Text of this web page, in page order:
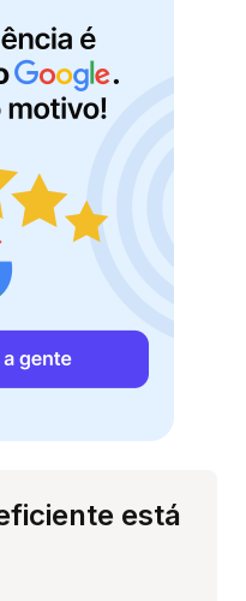
está